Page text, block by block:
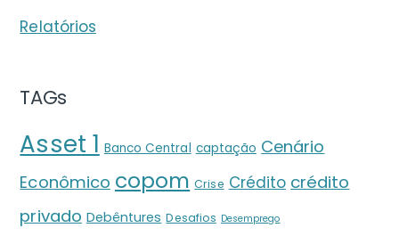
Relatórios
TAGs
Asset 1 Banco Central captação Cenário
Econômico copom Crise Crédito crédito
privado Debêntures Desafios Desemprego